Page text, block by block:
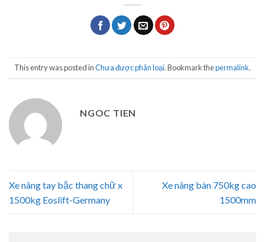
This entry was posted inChưa được phân loại. Bookmark thepermalink.
NGOC TIEN
Xe nâng tay bậc thang chữ x
1500kg Eoslift-Germany
Xe nâng bàn 750kg cao
1500mm